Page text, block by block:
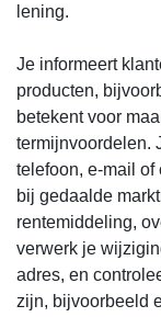
lening.
Je informeert
producten,
betekent voor
termijnvoordelen.
telefoon, e-mail of
bij gedaalde
rentemiddeling,
verwerk je
adres, en
zijn, bijvoorbeeld